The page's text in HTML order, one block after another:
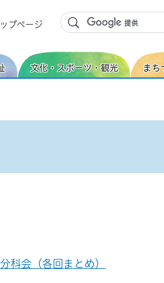
ップページ
文化・スポーツ・観光 まち
科会（各回まとめ）